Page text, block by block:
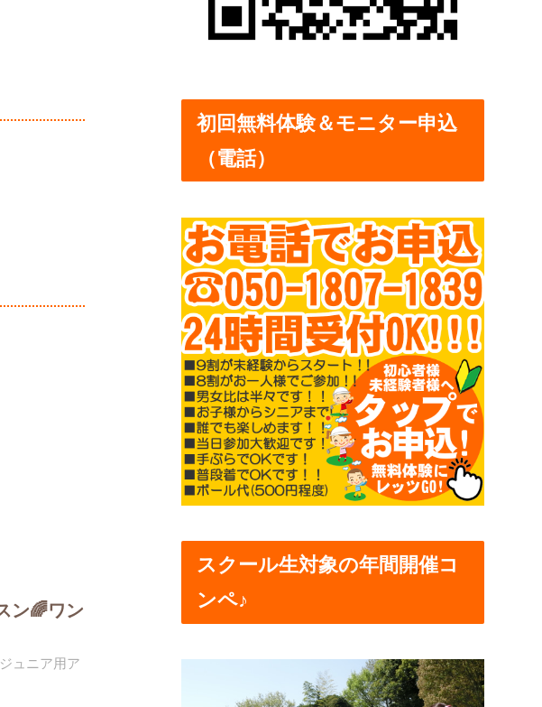
ン🌈ワン
ュニア用ア
初回無料体験＆モニター申込
（電話）
スクール生対象の年間開催コ
ンペ♪